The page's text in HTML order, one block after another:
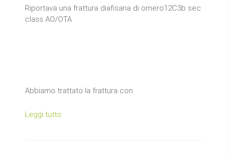
Riportava una frattura diafisaria di omero12C3b sec
class AO/OTA
Abbiamo trattato la frattura con
Leggi tutto